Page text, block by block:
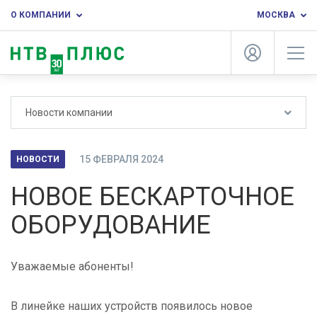
О КОМПАНИИ МОСКВА
Новости компании
НОВОСТИ 15 ФЕВРАЛЯ 2024
НОВОЕ БЕСКАРТОЧНОЕ
ОБОРУДОВАНИЕ
Уважаемые абоненты!
В линейке наших устройств появилось новое